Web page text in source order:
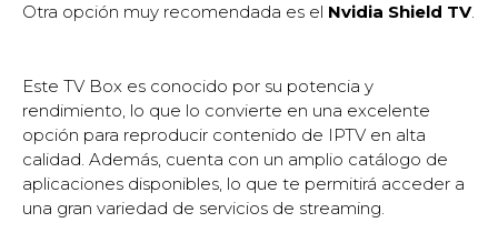
Otra opción muy recomendada es el Nvidia Shield TV.
Este TV Box es conocido por su potencia y
rendimiento, lo que lo convierte en una excelente
opción para reproducir contenido de IPTV en alta
calidad. Además, cuenta con un amplio catálogo de
aplicaciones disponibles, lo que te permitirá acceder a
una gran variedad de servicios de streaming.